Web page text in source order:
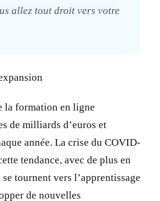
allez tout droit vers votre
la formation en ligne
de milliards d’euros et
année. La crise du COVID-
tendance, avec de plus en
tournent vers l’apprentissage
de nouvelles